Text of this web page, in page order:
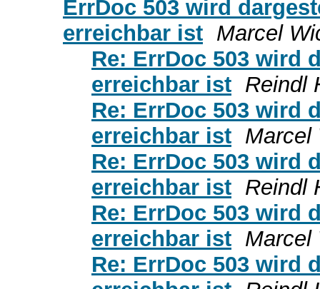
ErrDoc 503 wird
erreichbar ist Marcel
Re: ErrDoc 503 wird
erreichbar ist Reindl
Re: ErrDoc 503 wird
erreichbar ist Marcel
Re: ErrDoc 503 wird
erreichbar ist Reindl
Re: ErrDoc 503 wird
erreichbar ist Marcel
Re: ErrDoc 503 wird